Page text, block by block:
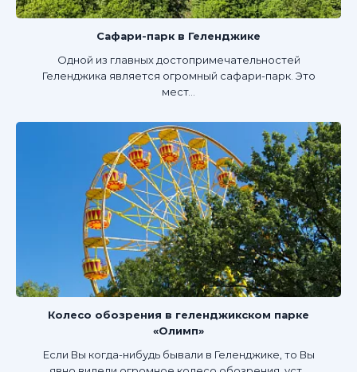
Сафари-парк в Геленджике
Одной из главных достопримечательностей
Геленджика является огромный сафари-парк. Это
мест...
Колесо обозрения в геленджикском парке
«Олимп»
Если Вы когда-нибудь бывали в Геленджике, то Вы